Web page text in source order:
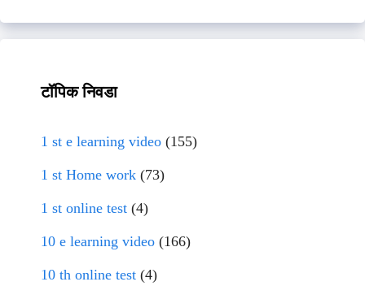
टॉपिक निवडा
1 st e learning video (155)
1 st Home work (73)
1 st online test (4)
10 e learning video (166)
10 th online test (4)